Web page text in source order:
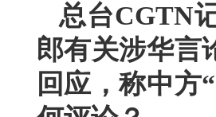
总台CGTN
郎有关涉华言
回应，称中方